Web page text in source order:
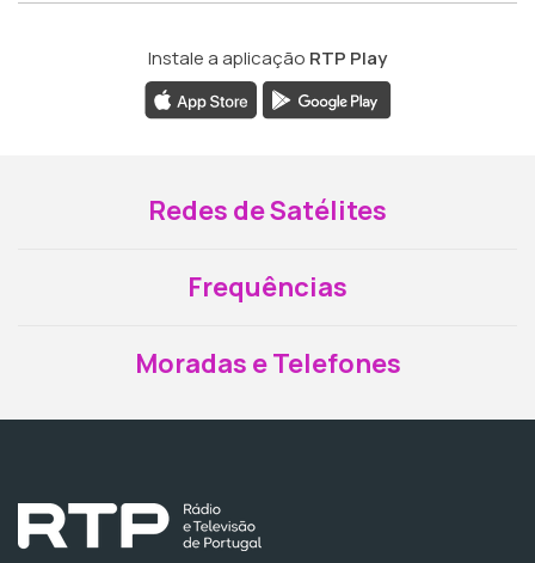
Instale a aplicação RTP Play
Redes de Satélites
Frequências
Moradas e Telefones